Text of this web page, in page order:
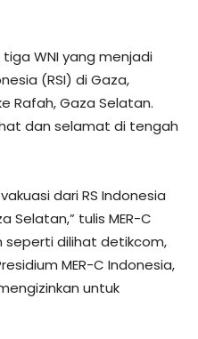
WNI yang menjadi
(RSI) di Gaza,
Rafah, Gaza Selatan.
dan selamat di tengah
dari RS Indonesia
Selatan,” tulis MER-C
seperti dilihat detikcom,
MER-C Indonesia,
untuk